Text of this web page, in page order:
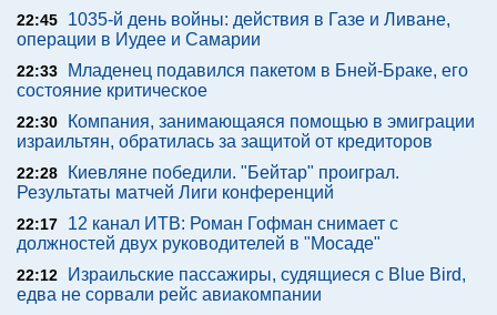
22:45
1035-й день войны: действия в Газе и Ливане,
операции в Иудее и Самарии
22:33
Младенец подавился пакетом в Бней-Браке, его
состояние критическое
22:30
Компания, занимающаяся помощью в эмиграции
израильтян, обратилась за защитой от кредиторов
22:28
Киевляне победили. "Бейтар" проиграл.
Результаты матчей Лиги конференций
22:17
12 канал ИТВ: Роман Гофман снимает с
должностей двух руководителей в "Мосаде"
22:12
Израильские пассажиры, судящиеся с Blue Bird,
едва не сорвали рейс авиакомпании